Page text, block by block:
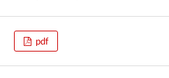
pdf